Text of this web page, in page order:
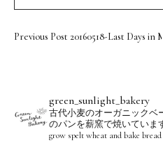
Previous Post 20160518-Last Days in
green_sunlight_bakery
古代小麦のオーガニックベ
のパンを薪窯で焼いていま
grow spelt wheat and bake